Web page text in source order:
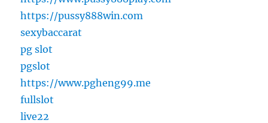
https://pussy888win.com
sexybaccarat
pg slot
pgslot
https://www.pgheng99.me
fullslot
live22